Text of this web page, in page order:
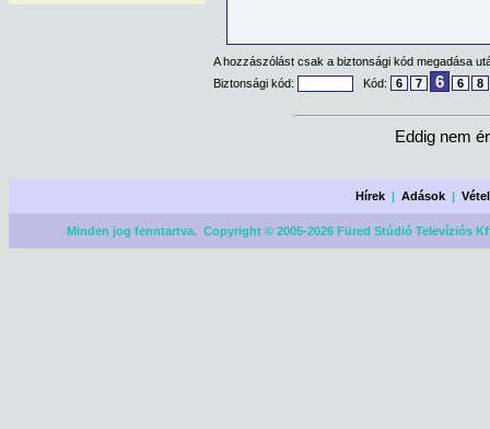
A hozzászólást csak a biztonsági kód megadása
Biztonsági kód:
Kód: 6 7 6 6 8
Eddig nem
Hírek |Adások |
Minden jog fenntartva. Copyright © 2005-2026 Füred Stúdió Televíziós